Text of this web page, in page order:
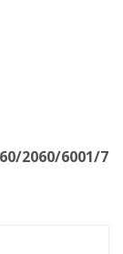
2060/6001/7